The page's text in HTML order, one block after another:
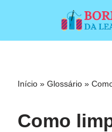
conteúdo
Início » Glossário »
Como